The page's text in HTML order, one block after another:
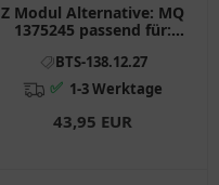
Z Modul Alternative: MQ
1375245 passend für:
BTS-138.12.27
✅ 1-3 Werktage
43,95 EUR